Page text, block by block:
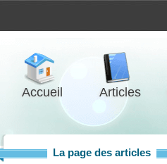
Accueil Articles
La page des articles